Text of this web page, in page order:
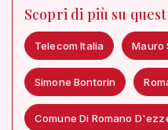
Scopri di più su
Telecom Italia Mauro
Simone Bontorin
Comune Di Romano